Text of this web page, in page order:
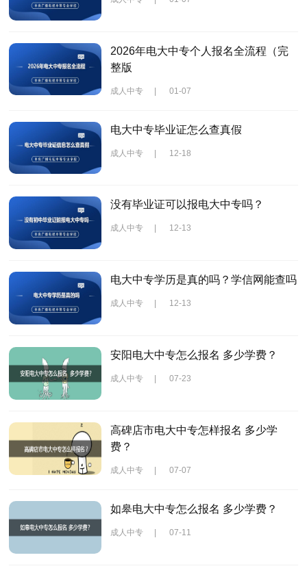
2026年电大中专个人报名全流程（完
整版
成人中专 | 01-07
电大中专毕业证怎么查真假
成人中专 | 12-18
没有毕业证可以报电大中专吗？
成人中专 12-13
电大中专学历是真的吗？学信网能查吗
成人中专 12-13
安阳电大中专怎么报名 多少学费？
成人中专 07-23
高碑店市电大中专怎样报名 多少学
费？
成人中专 | 07-07
如皋电大中专怎么报名 多少学费？
成人中专 | 07-11